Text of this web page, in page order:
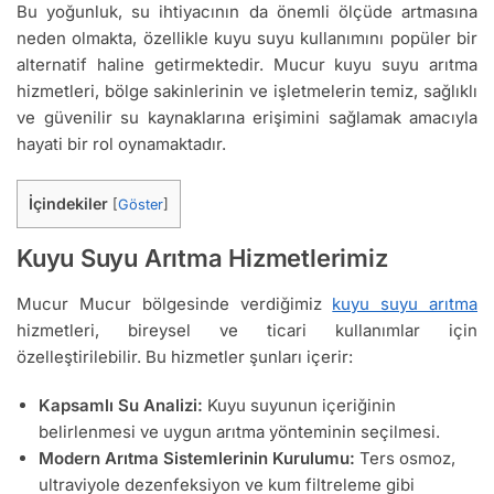
Bu yoğunluk, su ihtiyacının da önemli ölçüde artmasına
neden olmakta, özellikle kuyu suyu kullanımını popüler bir
alternatif haline getirmektedir. Mucur kuyu suyu arıtma
hizmetleri, bölge sakinlerinin ve işletmelerin temiz, sağlıklı
ve güvenilir su kaynaklarına erişimini sağlamak amacıyla
hayati bir rol oynamaktadır.
İçindekiler Göster
Kuyu Suyu Arıtma Hizmetlerimiz
Mucur Mucur bölgesinde verdiğimiz kuyu suyu arıtma
hizmetleri, bireysel ve ticari kullanımlar için
özelleştirilebilir. Bu hizmetler şunları içerir:
Kapsamlı Su Analizi: Kuyu suyunun içeriğinin
belirlenmesi ve uygun arıtma yönteminin seçilmesi.
Modern Arıtma Sistemlerinin Kurulumu: Ters osmoz,
ultraviyole dezenfeksiyon ve kum filtreleme gibi